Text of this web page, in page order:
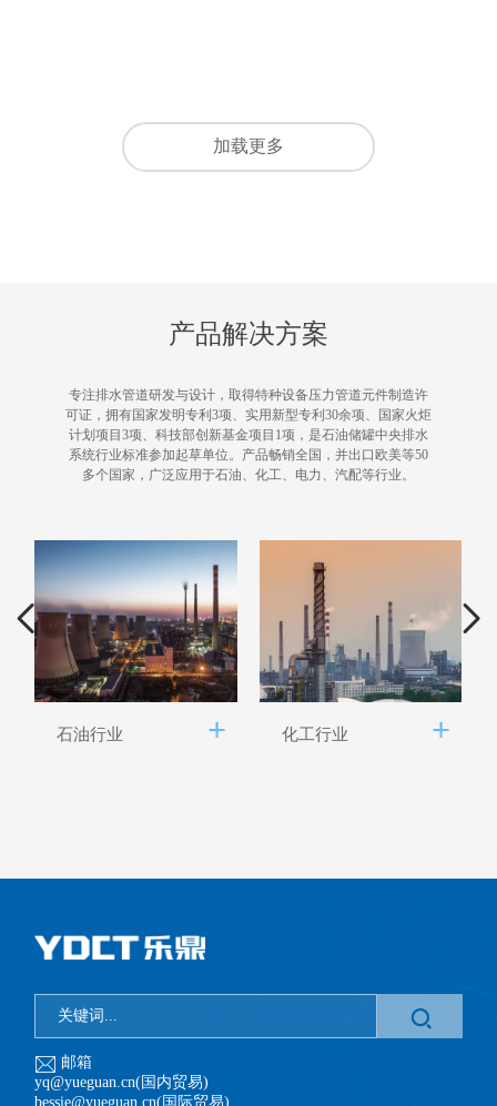
加载更多
产品解决方案
专注排水管道研发与设计，取得特种设备压力管道元件制造许
可证，拥有国家发明专利3项、实用新型专利30余项、国家火炬
计划项目3项、科技部创新基金项目1项，是石油储罐中央排水
系统行业标准参加起草单位。产品畅销全国，并出口欧美等50
多个国家，广泛应用于石油、化工、电力、汽配等行业。
石油行业 化工行业
邮箱
yq@yueguan.cn(国内贸易)
bessie@yueguan.cn(国际贸易)